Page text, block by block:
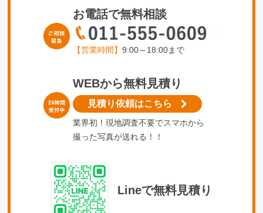
お電話で無料相談
【営業時間】 9:00～18:00まで
WEBから無料見積り
見積り依頼はこちら
業界初！現地調査不要でスマホから
撮った写真が送れる！！
Lineで無料見積り